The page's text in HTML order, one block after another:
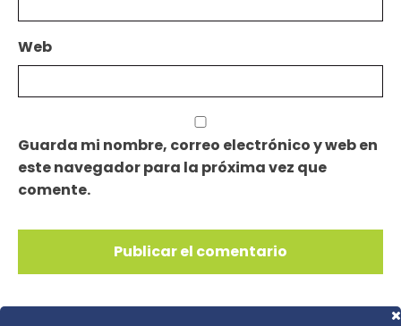
Web
Guarda mi nombre, correo electrónico y web en
este navegador para la próxima vez que
comente.